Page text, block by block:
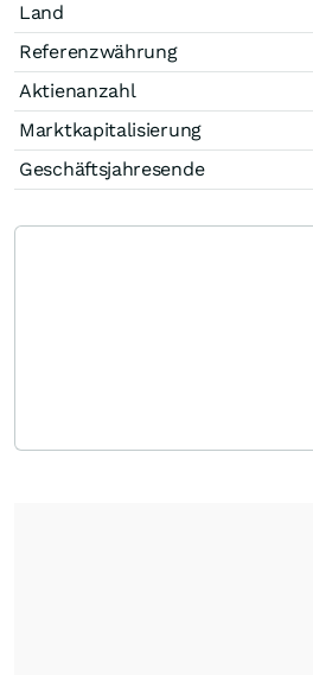
Land
Referenzwährung
Aktienanzahl
Marktkapitalisierung
Geschäftsjahresende